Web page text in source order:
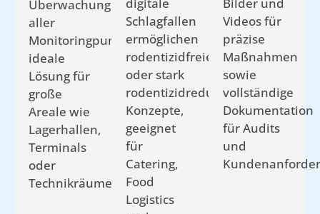
Überwachung
aller
Monitoringpunkte,
ideale
Lösung für
große
Areale wie
Lagerhallen,
Terminals
oder
Technikräume.
Schlagfallen
ermöglichen
rodentizidfreie
oder stark
rodentizidreduzierte
Konzepte,
geeignet
für
Catering,
Food
Logistics
Videos für
präzise
Maßnahmen
sowie
vollständige
Dokumentation
für Audits
und